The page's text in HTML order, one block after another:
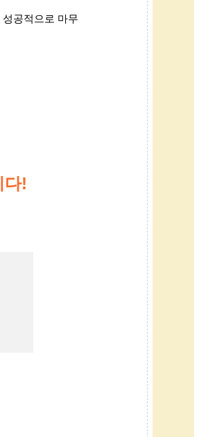
공적으로 마무
다!